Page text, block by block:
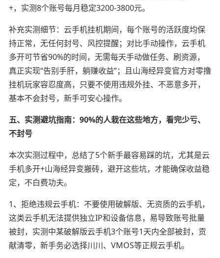
+，实测8个账号每月稳定3200-3800元。
补充实测细节：云手机挂机期间，每个账号的活跃度均保
持正常，无任何封号、风控提醒；对比手动操作，云手机
多开可节省90%的时间，无需每天手动做任务、刷资源，
真正实现“告别手肝，躺赚收益”；且山海经异变官方对零撸
挂机玩家容忍度高，只要不使用违规外挂、不恶意多开，
基本不会封号，新手可安心操作。
五、实测避坑指南：90%的人栽在这些地方，看完少亏、
不封号
本次实测过程中，总结了5个新手最容易踩的坑，尤其是云
手机多开+山海经异变搬砖，避开这些坑，才能确保收益稳
定，不白费功夫。
1、拒绝违规云手机：不要使用破解版、无资质的云手机，
这类云手机无法提供独立IP和设备信息，易导致账号批量
被封，实测中某破解版云手机3个账号1天内全部被封，贡
献清零，新手务必选择川川、VMOS等正规云手机。